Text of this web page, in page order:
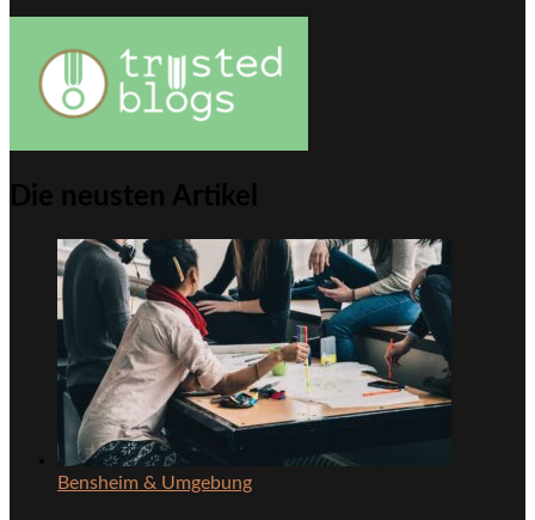
Die neusten Artikel
Bensheim & Umgebung